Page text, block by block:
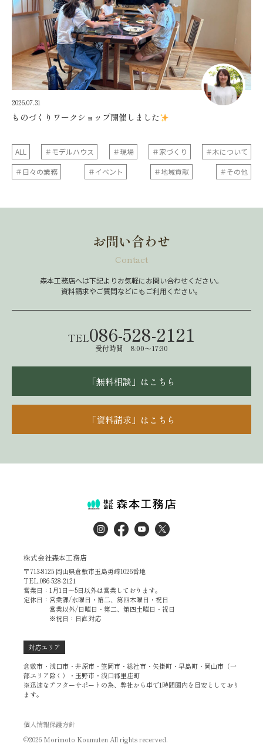
2026.07.31
ものづくりワークショップ開催しました
ALL ＃モデルハウス ＃現場 ＃家づくり
＃木について
＃日々の業務
＃イベント ＃地域貢献 ＃その他
お問い合わせ
Contact
森本工務店へは下記よりお気軽にお問い合わせください。
資料請求やご質問などにもご利用ください。
TEL086-528-2121
受付時間 8:00～17:30
「無料相談」はこちら
「資料請求」はこちら
株式会社森本工務店
〒713-8125 岡山県倉敷市玉島勇崎1026番地
TEL.086-528-2121
営業日：1月1日～5日以外は営業しております。
定休日：営業課/水曜日・第二、第四木曜日・祝日
営業以外/日曜日・第二、第四土曜日・祝日
※祝日：日直対応
対応エリア
倉敷市・浅口市・井原市・笠岡市・総社市・矢掛町・早島町・岡山市（一
部エリア除く）・玉野市・浅口郡里庄町
※迅速なアフターサポートの為、弊社から車で1時間圏内を目安としており
ます。
個人情報保護方針
©2026 Morimoto Koumuten All rights recerved.